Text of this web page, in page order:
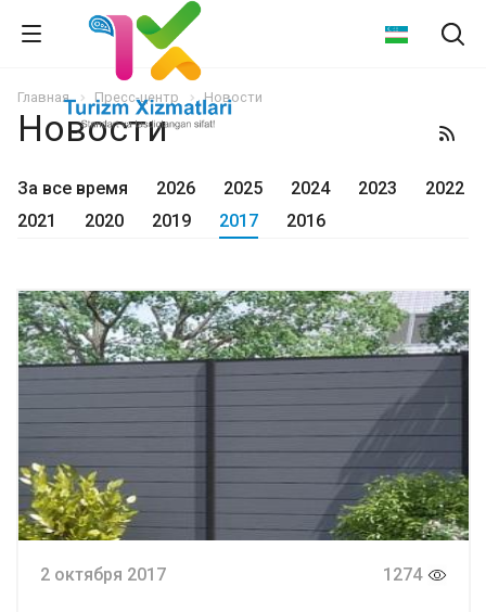
Главная Пресс-центр Новости
Новости
За все время 2026 2025 2024 2023
2022
2021
2020 2019 2017 2016
2 октября 2017 1274